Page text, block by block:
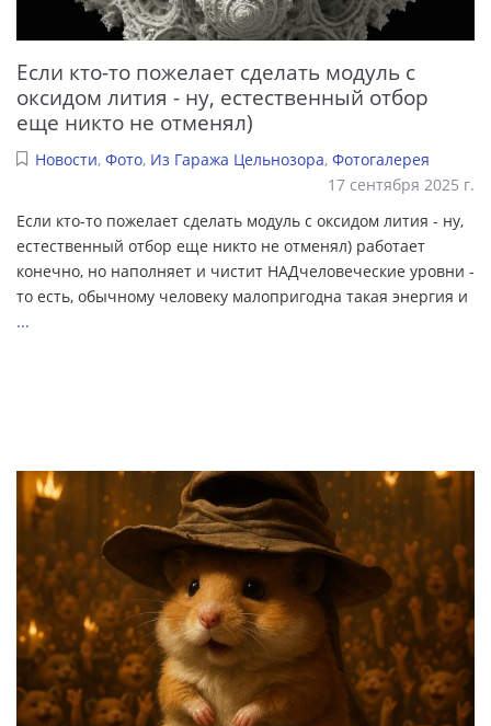
Если кто-то пожелает сделать модуль с
оксидом лития - ну, естественный отбор
еще никто не отменял)
Новости, Фото, Из Гаража Цельнозора, Фотогалерея
17 сентября 2025 г.
Если кто-то пожелает сделать модуль с оксидом лития - ну,
естественный отбор еще никто не отменял) работает
конечно, но наполняет и чистит НАДчеловеческие уровни -
то есть, обычному человеку малопригодна такая энергия и
...